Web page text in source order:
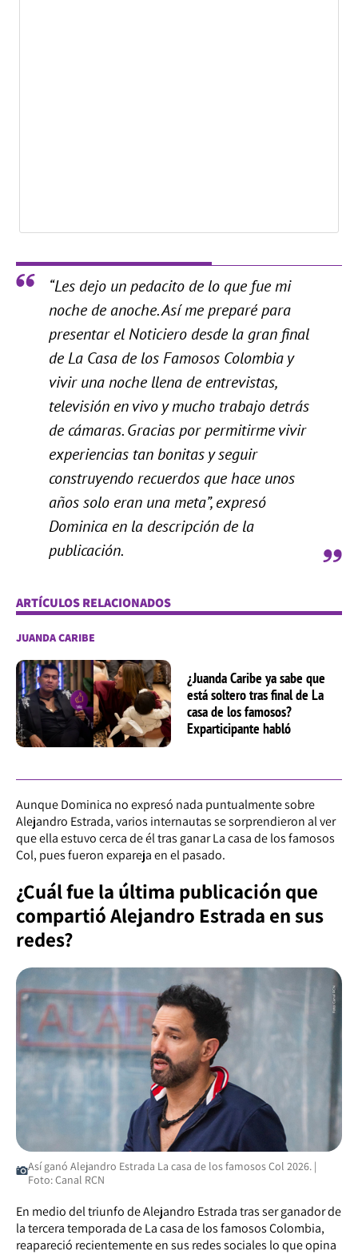
“Les dejo un pedacito de lo que fue mi
noche de anoche. Así me preparé para
presentar el Noticiero desde la gran final
de La Casa de los Famosos Colombia y
vivir una noche llena de entrevistas,
televisión en vivo y mucho trabajo detrás
de cámaras. Gracias por permitirme vivir
experiencias tan bonitas y seguir
construyendo recuerdos que hace unos
años solo eran una meta”, expresó
Dominica en la descripción de la
publicación.
ARTÍCULOS RELACIONADOS
JUANDA CARIBE
¿Juanda Caribe ya sabe que
está soltero tras final de La
casa de los famosos?
Exparticipante habló
Aunque Dominica no expresó nada puntualmente sobre
Alejandro Estrada, varios internautas se sorprendieron al ver
que ella estuvo cerca de él tras ganar La casa de los famosos
Col, pues fueron expareja en el pasado.
¿Cuál fue la última publicación que
compartió Alejandro Estrada en sus
redes?
Así ganó Alejandro Estrada La casa de los famosos Col 2026. |
Foto: Canal RCN
En medio del triunfo de Alejandro Estrada tras ser ganador de
la tercera temporada de La casa de los famosos Colombia,
reapareció recientemente en sus redes sociales lo que opina